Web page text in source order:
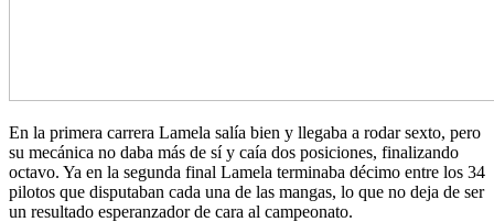
En la primera carrera Lamela salía bien y llegaba a rodar sexto, pero
su mecánica no daba más de sí y caía dos posiciones, finalizando
octavo. Ya en la segunda final Lamela terminaba décimo entre los 34
pilotos que disputaban cada una de las mangas, lo que no deja de ser
un resultado esperanzador de cara al campeonato.